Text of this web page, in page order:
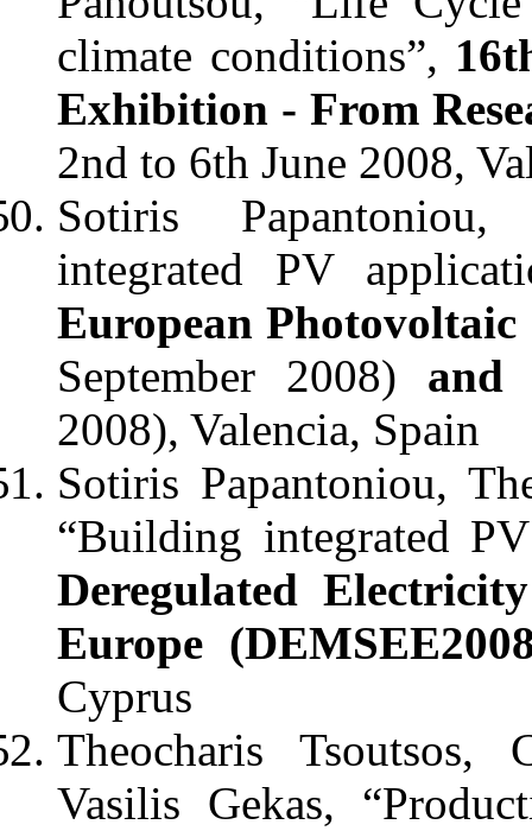
climate conditions”,
Exhibition - From
2nd to 6th June 2008,
Sotiris
integrated PV
European Photovoltaic
September 2008) and
2008), Valencia, Spain
Sotiris Papantoniou,
“Building integrated
Deregulated
Europe
Cyprus
Theocharis Tsoutsos,
Vasilis Gekas,